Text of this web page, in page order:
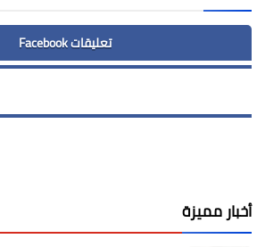
تعليقات Facebook
أخبار مميزة